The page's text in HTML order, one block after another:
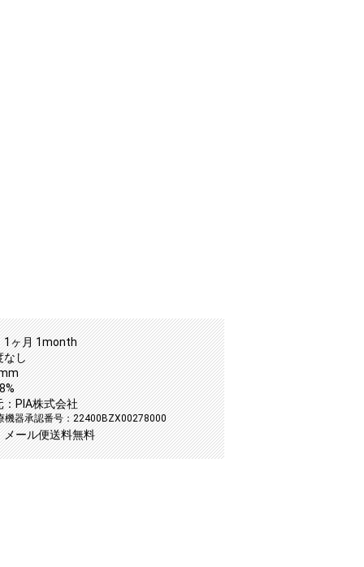
1ヶ月 1month
なし
：PIA株式会社
機器承認番号：22400BZX00278000
メール便送料無料